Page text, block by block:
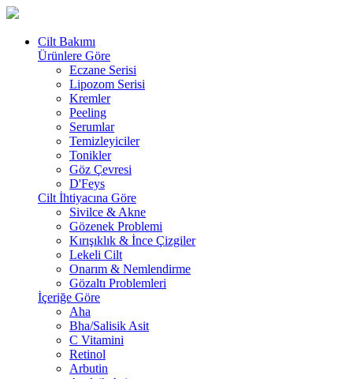
Cilt Bakımı
Ürünlere Göre
Eczane Serisi
Lipozom Serisi
Kremler
Peeling
Serumlar
Temizleyiciler
Tonikler
Göz Çevresi
D'Feys
Cilt İhtiyacına Göre
Sivilce & Akne
Gözenek Problemi
Kırışıklık & İnce Çizgiler
Lekeli Cilt
Onarım & Nemlendirme
Gözaltı Problemleri
İçeriğe Göre
Aha
Bha/Salisik Asit
C Vitamini
Retinol
Arbutin